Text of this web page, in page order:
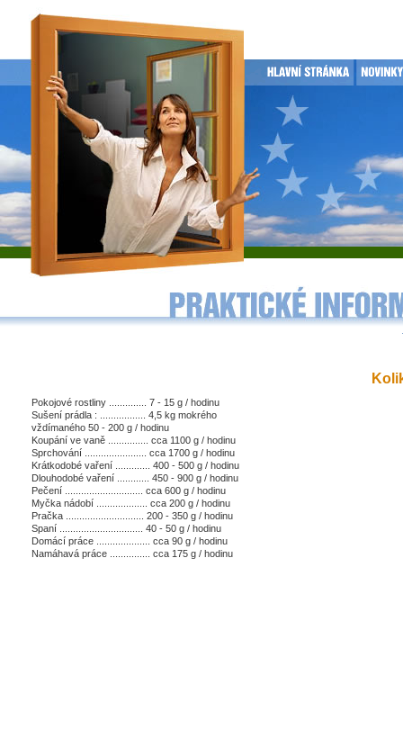
Pokojové rostliny .............. 7 - 15 g / hodinu
Sušení prádla : ................. 4,5 kg mokrého
vždímaného 50 - 200 g / hodinu
Koupání ve vaně ............... cca 1100 g / hodinu
Sprchování ....................... cca 1700 g / hodinu
Krátkodobé vaření ............. 400 - 500 g / hodinu
Dlouhodobé vaření ............ 450 - 900 g / hodinu
Pečení ............................. cca 600 g / hodinu
Myčka nádobí ................... cca 200 g / hodinu
Pračka ............................. 200 - 350 g / hodinu
Spaní ............................... 40 - 50 g / hodinu
Domácí práce .................... cca 90 g / hodinu
Namáhavá práce ............... cca 175 g / hodinu